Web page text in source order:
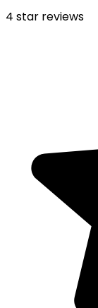
4 star reviews